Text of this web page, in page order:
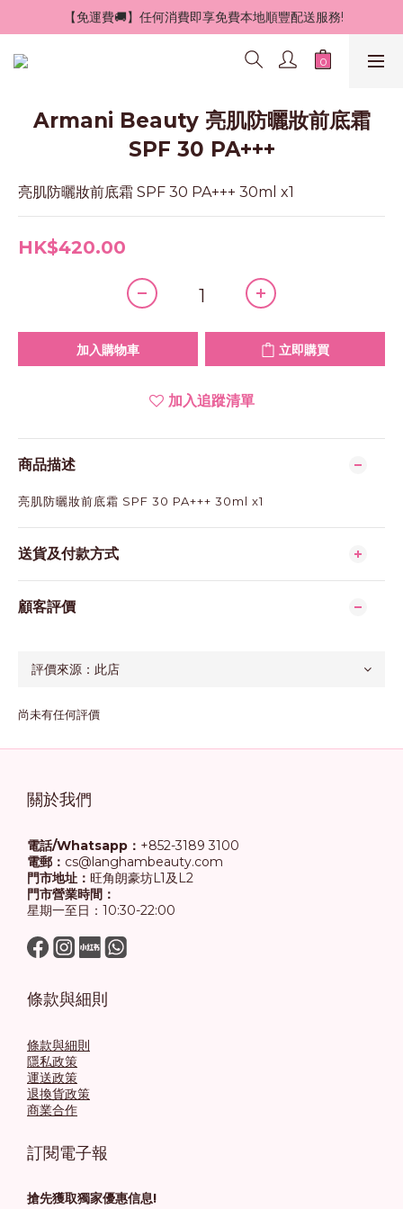
【免運費🚚】任何消費即享免費本地順豐配送服務!
Armani Beauty 亮肌防曬妝前底霜
SPF 30 PA+++
亮肌防曬妝前底霜 SPF 30 PA+++ 30ml x1
HK$420.00
加入購物車 立即購買
加入追蹤清單
商品描述
亮肌防曬妝前底霜 SPF 30 PA+++ 30ml x1
送貨及付款方式
顧客評價
尚未有任何評價
關於我們
電話/Whatsapp： +852-3189 3100
電郵： cs@langhambeauty.com
門市地址： 旺角朗豪坊L1及L2
門市營業時間：
星期一至日：10:30-22:00
條款與細則
條款與細則
隱私政策
運送政策
退換貨政策
商業合作
訂閱電子報
搶先獲取獨家優惠信息!